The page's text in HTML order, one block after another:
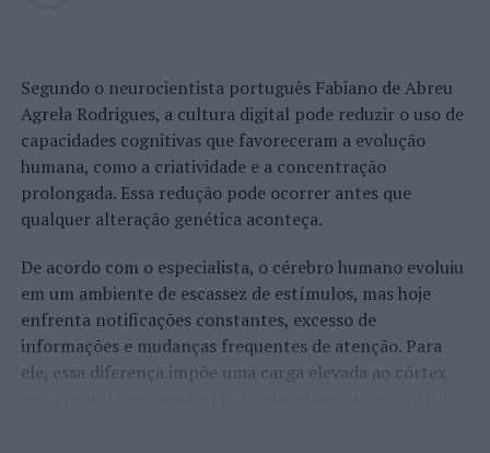
Viseu: PSP detém cidadão por condução sob efeito do
álcool
Segundo o neurocientista português Fabiano de Abreu
Agrela Rodrigues, a cultura digital pode reduzir o uso de
capacidades cognitivas que favoreceram a evolução
humana, como a criatividade e a concentração
prolongada. Essa redução pode ocorrer antes que
qualquer alteração genética aconteça.
De acordo com o especialista, o cérebro humano evoluiu
em um ambiente de escassez de estímulos, mas hoje
enfrenta notificações constantes, excesso de
informações e mudanças frequentes de atenção. Para
ele, essa diferença impõe uma carga elevada ao córtex